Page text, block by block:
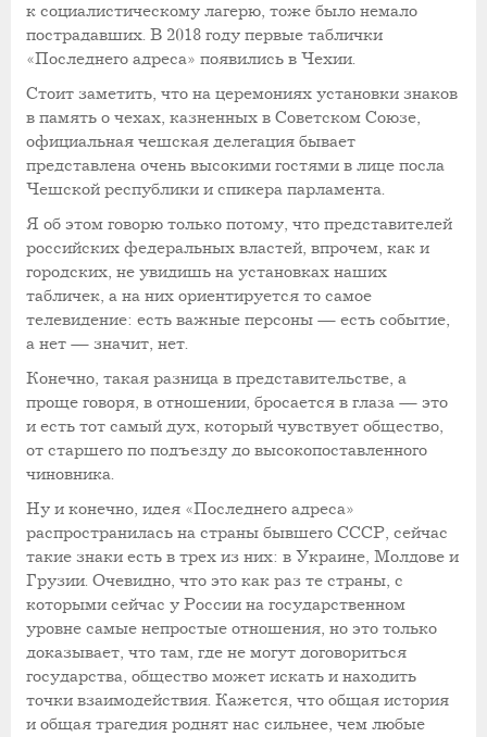
к социалистическому лагерю, тоже было немало
пострадавших. В 2018 году первые таблички
«Последнего адреса» появились в Чехии.
Стоит заметить, что на церемониях установки знаков
в память о чехах, казненных в Советском Союзе,
официальная чешская делегация бывает
представлена очень высокими гостями в лице посла
Чешской республики и спикера парламента.
Я об этом говорю только потому, что представителей
российских федеральных властей, впрочем, как и
городских, не увидишь на установках наших
табличек, а на них ориентируется то самое
телевидение: есть важные персоны — есть событие,
а нет — значит, нет.
Конечно, такая разница в представительстве, а
проще говоря, в отношении, бросается в глаза — это
и есть тот самый дух, который чувствует общество,
от старшего по подъезду до высокопоставленного
чиновника.
Ну и конечно, идея «Последнего адреса»
распространилась на страны бывшего СССР, сейчас
такие знаки есть в трех из них: в Украине, Молдове и
Грузии. Очевидно, что это как раз те страны, с
которыми сейчас у России на государственном
уровне самые непростые отношения, но это только
доказывает, что там, где не могут договориться
государства, общество может искать и находить
точки взаимодействия. Кажется, что общая история
и общая трагедия роднят нас сильнее, чем любые